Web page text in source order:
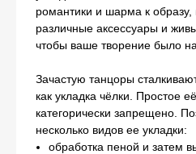
романтики и шарма к образу,
различные аксессуары и
чтобы ваше творение было
Зачастую танцоры
как укладка чёлки. Простое
категорически запрещено.
несколько видов ее укладки:
обработка пеной и затем